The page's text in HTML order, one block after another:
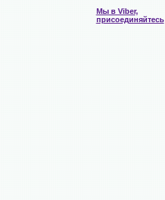
Мы в Viber,
присоединяйтесь